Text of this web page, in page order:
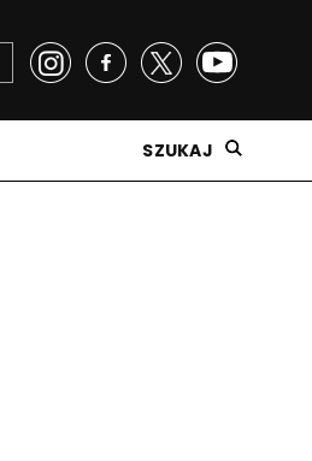
SZUKAJ